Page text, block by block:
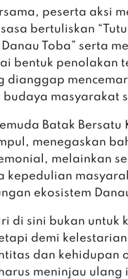
peserta aksi
bertuliskan
Toba” serta
bentuk penolakan
dianggap
budaya masyarakat
Batak Bersatu
menegaskan
melainkan
kepedulian
ekosistem
di sini bukan untuk
demi
dan kehidupan
meninjau ulang